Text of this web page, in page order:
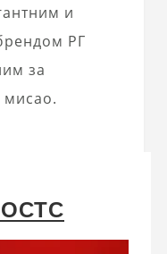
и
РГ
за
мисао.